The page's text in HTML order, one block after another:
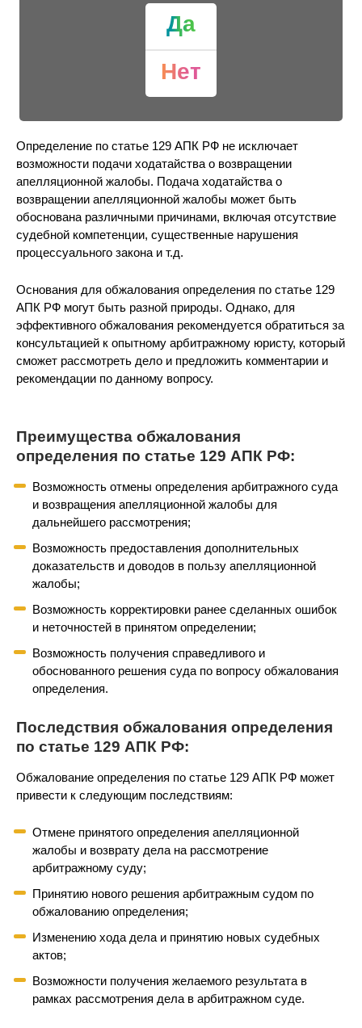
Да
Нет
Определение по статье 129 АПК РФ не исключает
возможности подачи ходатайства о возвращении
апелляционной жалобы. Подача ходатайства о
возвращении апелляционной жалобы может быть
обоснована различными причинами, включая отсутствие
судебной компетенции, существенные нарушения
процессуального закона и т.д.
Основания для обжалования определения по статье 129
АПК РФ могут быть разной природы. Однако, для
эффективного обжалования рекомендуется обратиться за
консультацией к опытному арбитражному юристу, который
сможет рассмотреть дело и предложить комментарии и
рекомендации по данному вопросу.
Преимущества обжалования
определения по статье 129 АПК РФ:
Возможность отмены определения арбитражного суда
и возвращения апелляционной жалобы для
дальнейшего рассмотрения;
Возможность предоставления дополнительных
доказательств и доводов в пользу апелляционной
жалобы;
Возможность корректировки ранее сделанных ошибок
и неточностей в принятом определении;
Возможность получения справедливого и
обоснованного решения суда по вопросу обжалования
определения.
Последствия обжалования определения
по статье 129 АПК РФ:
Обжалование определения по статье 129 АПК РФ может
привести к следующим последствиям:
Отмене принятого определения апелляционной
жалобы и возврату дела на рассмотрение
арбитражному суду;
Принятию нового решения арбитражным судом по
обжалованию определения;
Изменению хода дела и принятию новых судебных
актов;
Возможности получения желаемого результата в
рамках рассмотрения дела в арбитражном суде.